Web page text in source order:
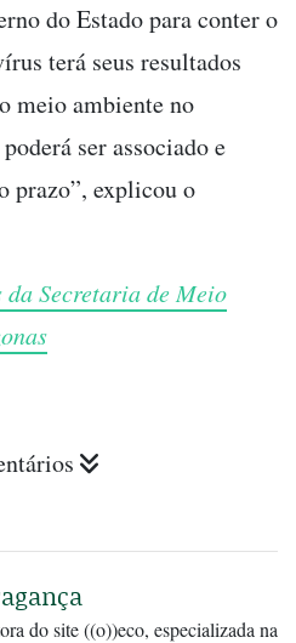
do Estado para conter o
terá seus resultados
meio ambiente no
ser associado e
prazo”, explicou o
da Secretaria de Meio
do site ((o))eco, especializada na